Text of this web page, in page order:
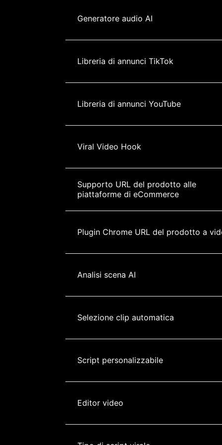
Generatore audio AI
Libreria di annunci TikTok
Libreria di annunci YouTube
Viral Video Hook
Supporto URL del prodotto alle
piattaforme di eCommerce
Plugin Chrome URL del prodotto a
Analisi scena AI
Selezione clip automatica
Script personalizzabile
Editor video